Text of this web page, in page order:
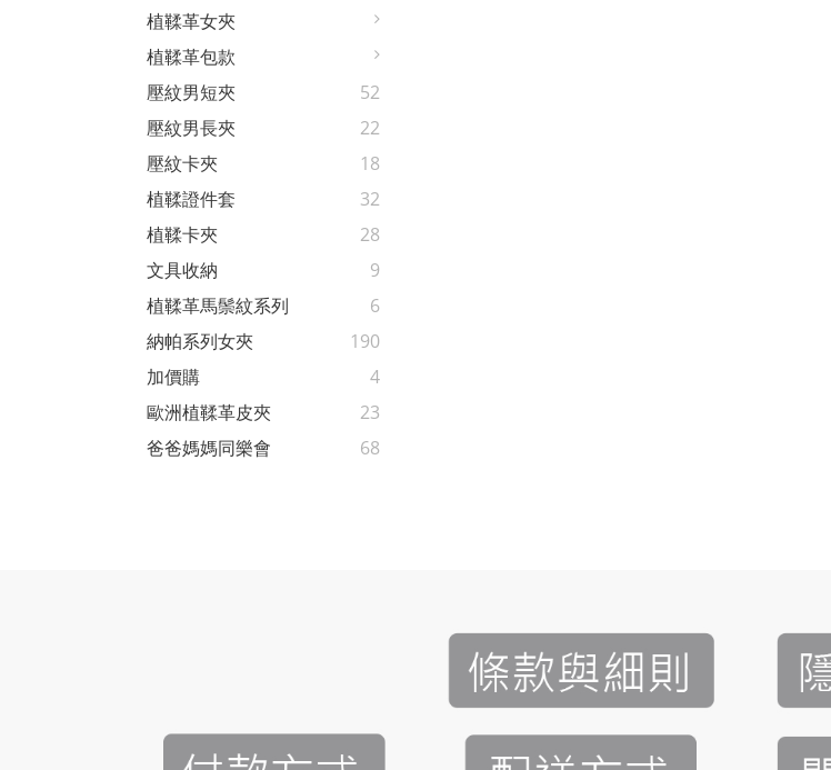
植鞣革女夾
植鞣革包款
壓紋男短夾
52
壓紋男長夾
22
壓紋卡夾
18
植鞣證件套
32
植鞣卡夾
28
文具收納
9
植鞣革馬鬃紋系列
6
納帕系列女夾
190
加價購
4
歐洲植鞣革皮夾
23
爸爸媽媽同樂會
68